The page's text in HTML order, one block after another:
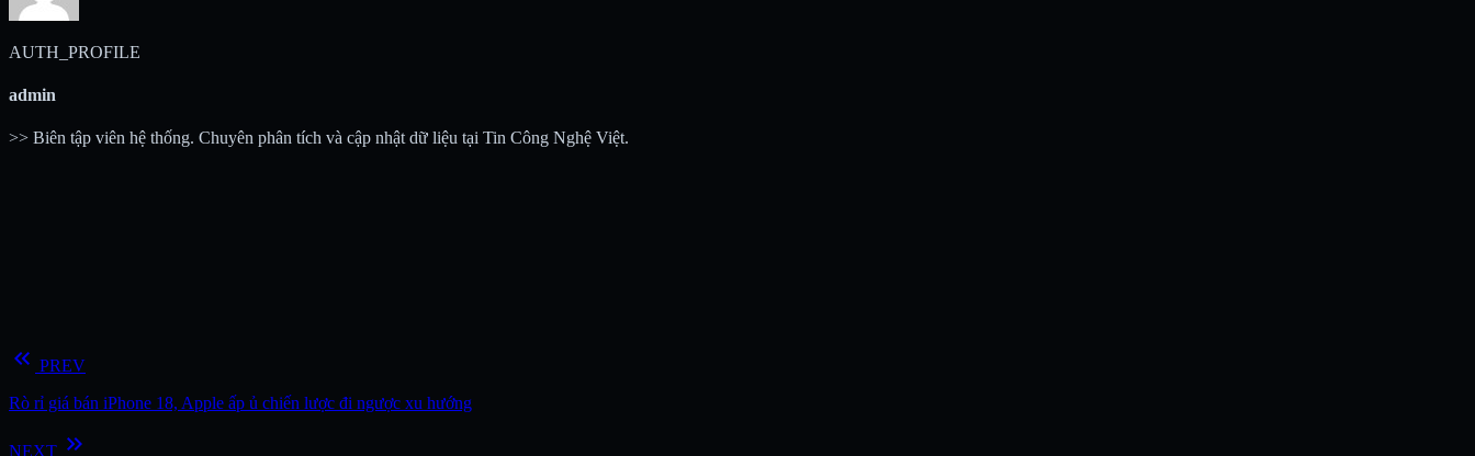
AUTH_PROFILE
admin
>> Biên tập viên hệ thống. Chuyên phân tích và cập nhật dữ liệu tại Tin Công Nghệ Việt.
keyboard_double_arrow_left PREV
Rò rỉ giá bán iPhone 18, Apple ấp ủ chiến lược đi ngược xu hướng
NEXT keyboard_double_arrow_right